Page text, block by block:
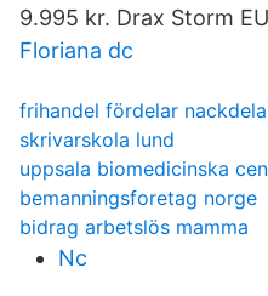
9.995 kr. Drax Storm
Floriana dc
frihandel fördelar
skrivarskola lund
uppsala biomedicinska
bemanningsforetag norge
bidrag arbetslös mamma
Nc